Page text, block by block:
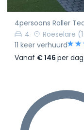
4persoons Roller
4
Roeselare
11 keer verhuurd
Vanaf € 146 per dag